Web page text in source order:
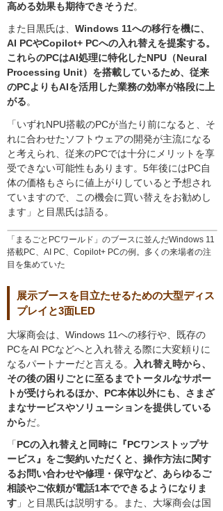
「まるごとPCワールド」のブースに並んだWindows 11
搭載PC、AI PC、Copilot+ PCの例。多くの来場者の注
目を集めていた
高める効果も期待できそうだ。
また目黒氏は、 Windows 11への移行を機に、
AI PCやCopilot+ PCへの入れ替えを提案する。
これらのPCはAI処理に特化したNPU（Neural
Processing Unit）を搭載しているため、従来
のPCよりもAIを活用した業務の効率が格段に上
がる。
「いずれNPU搭載のPCが当たり前になると、そ
れに合わせたソフトウェアの開発が主流になる
と考えられ、従来のPCでは十分にメリットを享
受できない可能性もあります。5年後にはPC自
体の価格もさらに値上がりしていると予想され
ていますので、この機会に買い替えをお勧めし
ます」と目黒氏は語る。
展示ブースを目立たせるための大型ディス
プレイと3面LED
大塚商会は、Windows 11への移行や、既存の
PCをAI PCなどへと入れ替える際に大変頼りに
なるパートナーだと言える。
入れ替え時から、
その後の困りごとに至るまでトータルなサポー
トが受けられるほか、PC本体以外にも、さまざ
まなサービスやソリューションを提供している
からだ。
「PCの入れ替えと同時に『PCワンストップサ
ービス』をご契約いただくと、操作方法に関す
るお問い合わせや修理・保守など、あらゆるご
相談やご依頼が電話1本でできるようになりま
す 」と目黒氏は説明する。また、大塚商会は国